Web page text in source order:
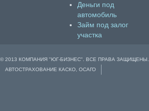
Деньги под
автомобиль
Займ под залог
участка
© 2013 КОМПАНИЯ "ЮГ-БИЗНЕС". ВСЕ ПРАВА ЗАЩИЩЕНЫ.
АВТОСТРАХОВАНИЕ КАСКО, ОСАГО